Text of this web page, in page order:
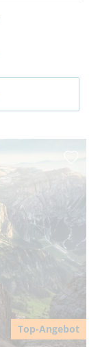
Top-Angebot